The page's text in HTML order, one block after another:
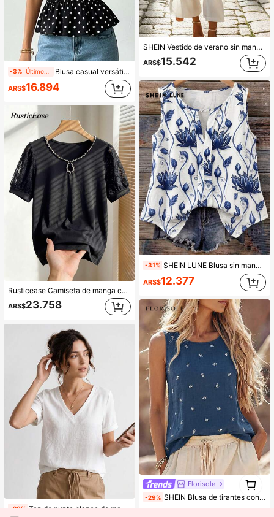
-3% Blusa casual versátil de mujer con estampado de lunares, cintura ceñida, cuello redondo, para vacaciones de verano, color negro
ARS$16.894
Rusticease Camiseta de manga corta con encaje de contraste y decoración de strass para mujeres de mediana edad
ARS$23.758
-20% Top de punto blanco de manga corta con cuello en V y ajuste regular para mujer, verano
SHEIN Vestido de verano sin mangas con dobladillo con volantes y ribete de color contrastante para mujeres de edad media y mayores
ARS$15.542
-31% SHEIN LUNE Blusa sin mangas con estampado floral, nueva y casual, versátil y adecuada para mujeres de mediana edad y mayores
ARS$12.377
Florisole
-29% SHEIN Blusa de tirantes con estampado de hojas bordado, elegante y casual, de corte holgado, sin mangas, cuello redondo, de lino azul suave y transpirable, camiseta de verano elegante y básica para uso diario, playa, vacaciones, casual y oficina. Versátil y elegante para uso diario, vacaciones en la playa, oficina y salidas de fin de semana. Camiseta básica y elegante para uso diario, vacaciones, playa, atuendos casuales y de oficina informal.
1